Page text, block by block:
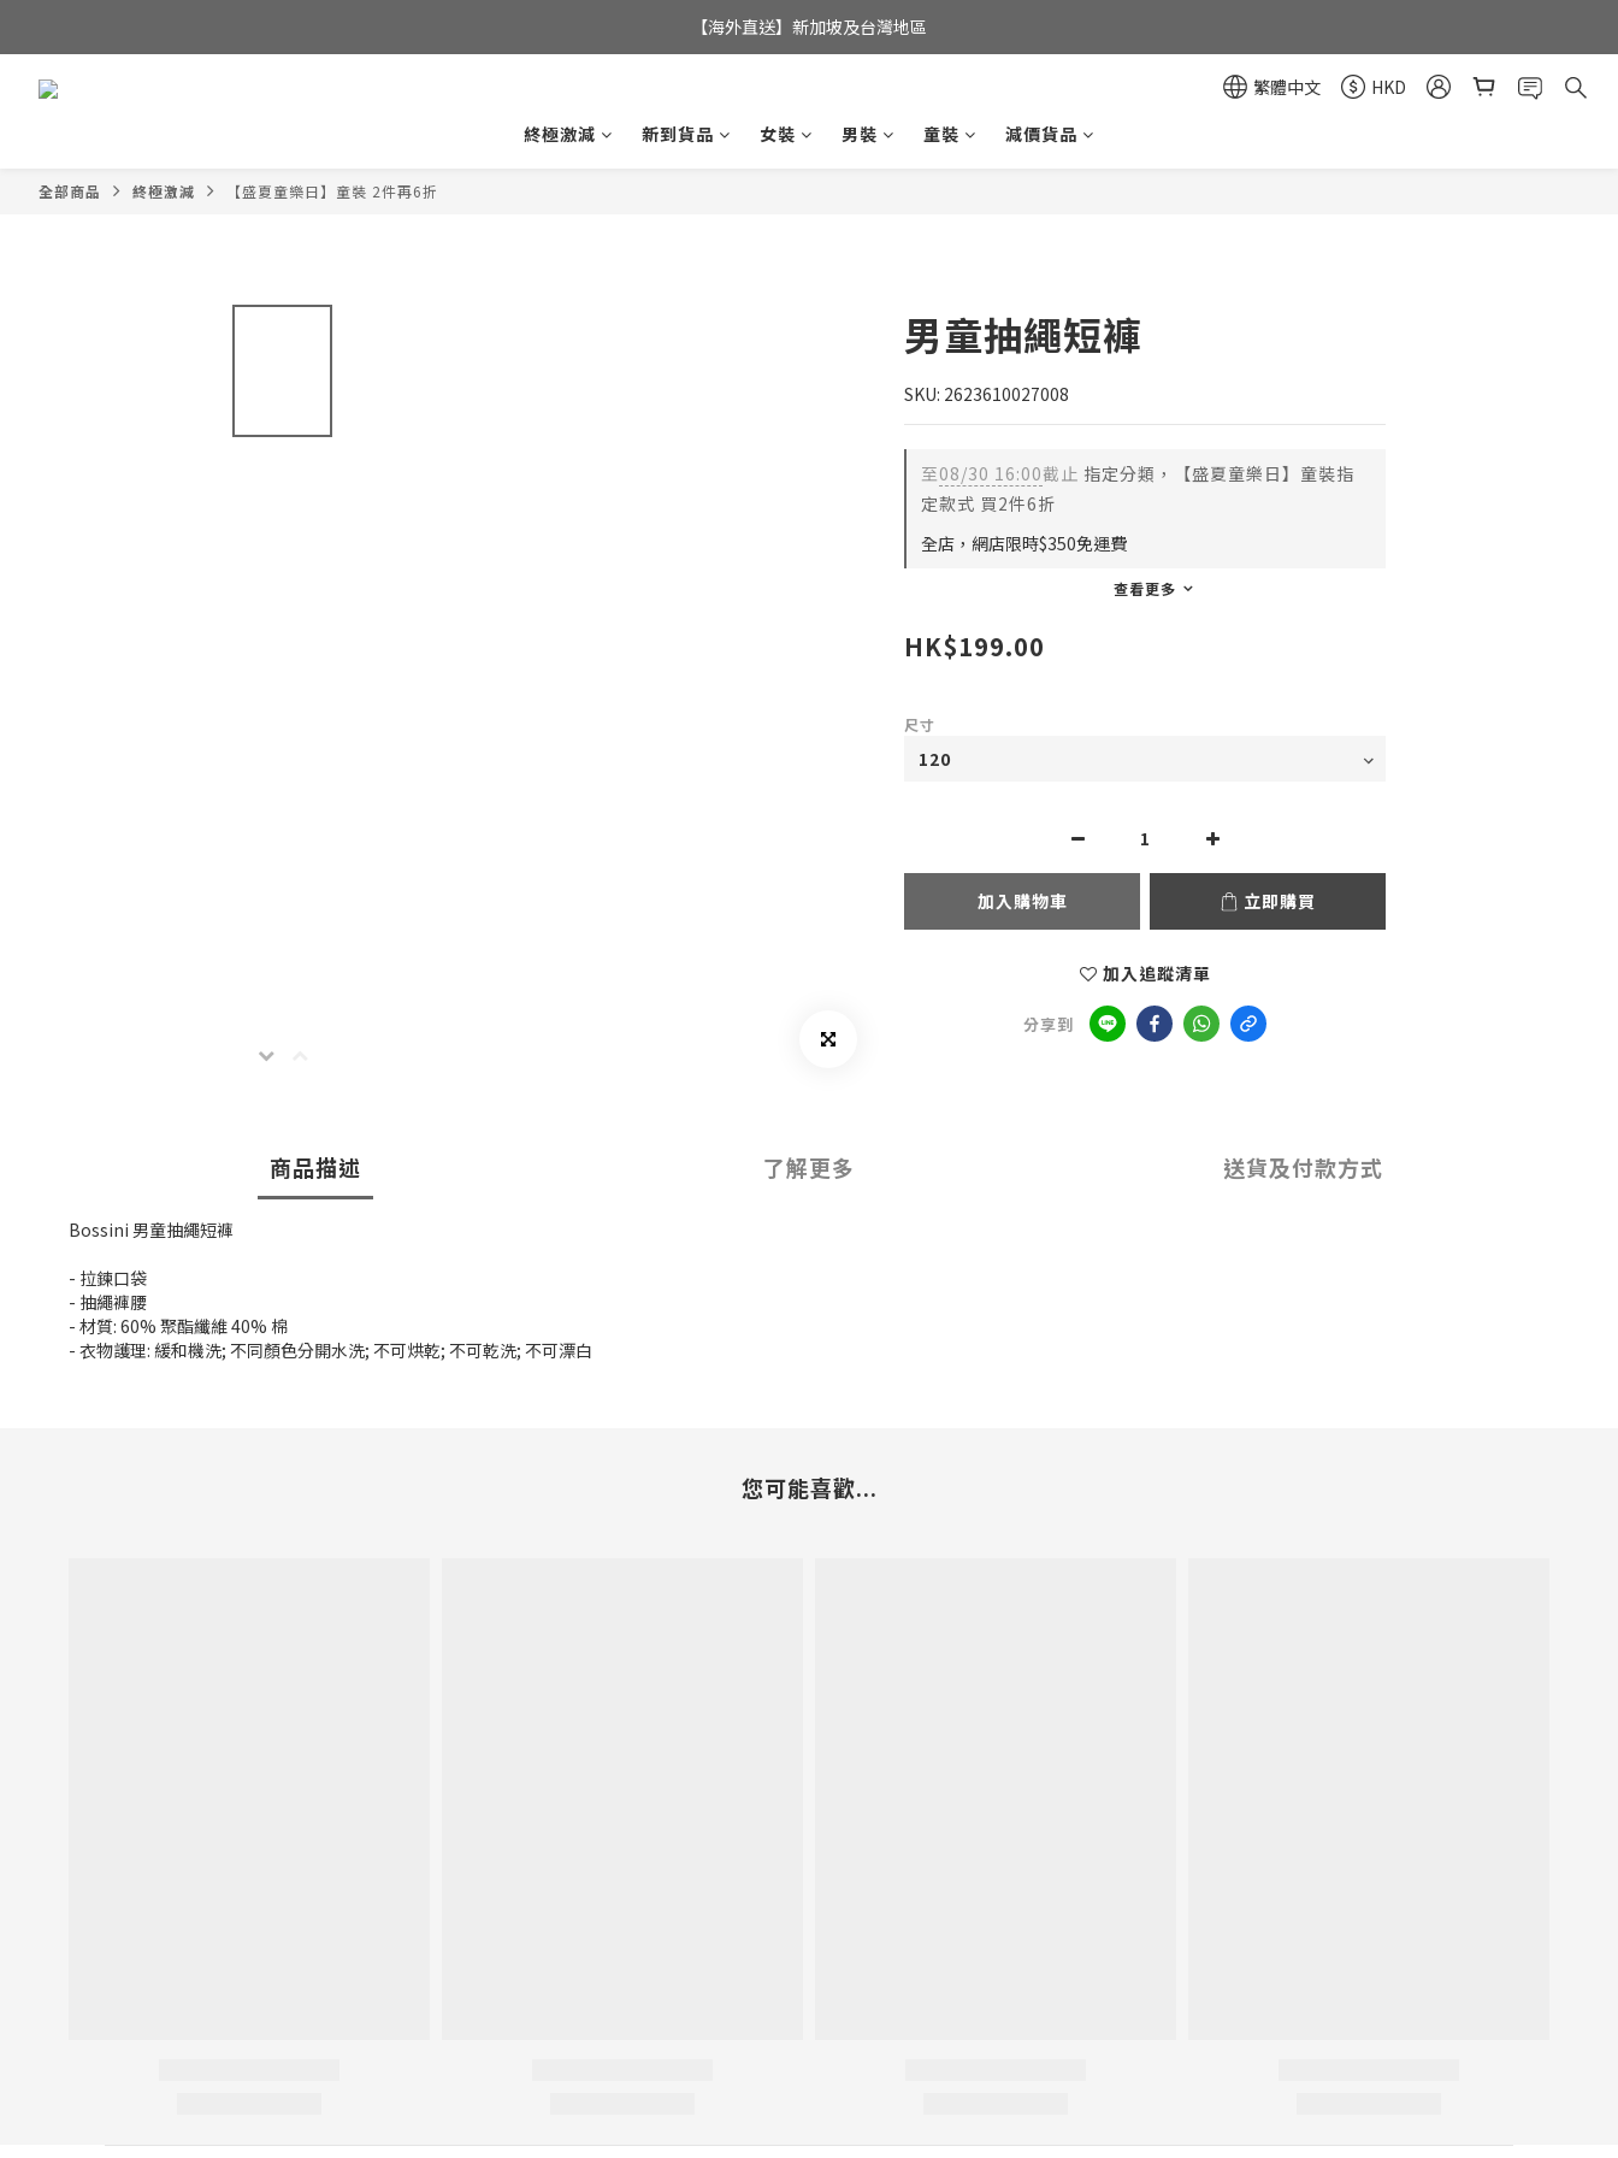
全店滿$350，即可享港澳地區免運費;
【海外直送】新加坡及台灣地區
繁體中文
HKD
終極激減
新到貨品 女裝 男裝 童裝 減價貨品
全部商品 終極激減 【盛夏童樂日】童裝 2件再6折
男童抽繩短褲
SKU: 2623610027008
至08/30 16:00截止 指定分類，【盛夏童樂日】童裝指
定款式 買2件6折
全店，網店限時$350免運費
查看更多
HK$199.00
尺寸
加入購物車 立即購買
加入追蹤清單
分享到
商品描述 了解更多 送貨及付款方式
Bossini 男童抽繩短褲
- 拉鍊口袋
- 抽繩褲腰
- 材質: 60% 聚酯纖維 40% 棉
- 衣物護理: 緩和機洗; 不同顏色分開水洗; 不可烘乾; 不可乾洗; 不可漂白
您可能喜歡...